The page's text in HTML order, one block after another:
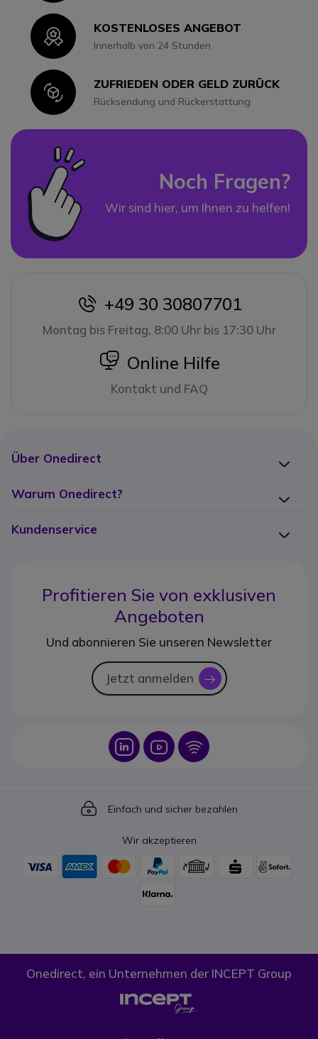
IconKOSTENLOSES ANGEBOT
Innerhalb von 24 Stunden
IconZUFRIEDEN ODER GELD ZURÜCK
Rücksendung und Rückerstattung
Noch Fragen?
Wir sind hier, um Ihnen zu helfen!
icon
+49 30 30807701
Montag bis Freitag, 8:00 Uhr bis 17:30 Uhr
icon
Online Hilfe
Kontakt und FAQ
Über Onedirect
Warum Onedirect?
Kundenservice
Profitieren Sie von exklusiven
Angeboten
Und abonnieren Sie unseren Newsletter
Jetzt anmelden icon
Icon Icon Icon
Icon
Einfach und sicher bezahlen
Wir akzeptieren
Onedirect, ein Unternehmen der INCEPT Group